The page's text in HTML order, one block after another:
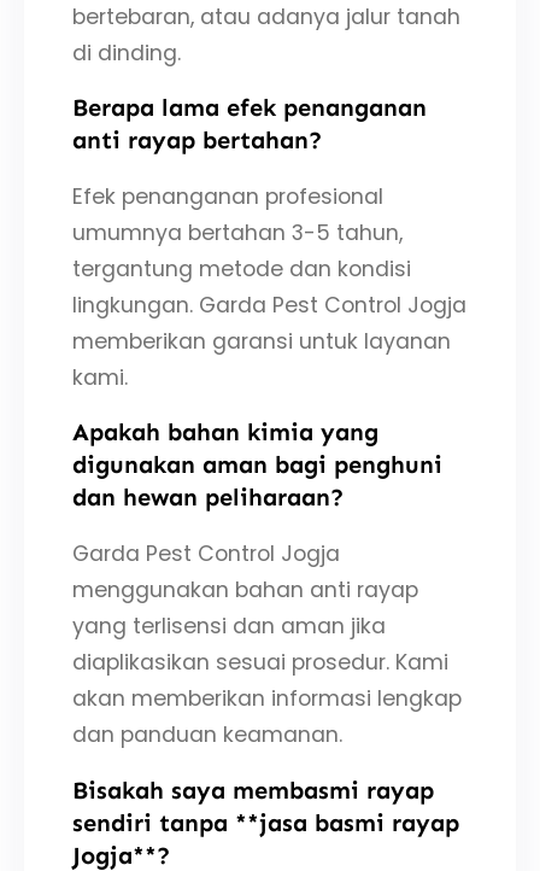
bertebaran, atau adanya jalur tanah
di dinding.
Berapa lama efek penanganan
anti rayap bertahan?
Efek penanganan profesional
umumnya bertahan 3-5 tahun,
tergantung metode dan kondisi
lingkungan. Garda Pest Control Jogja
memberikan garansi untuk layanan
kami.
Apakah bahan kimia yang
digunakan aman bagi penghuni
dan hewan peliharaan?
Garda Pest Control Jogja
menggunakan bahan anti rayap
yang terlisensi dan aman jika
diaplikasikan sesuai prosedur. Kami
akan memberikan informasi lengkap
dan panduan keamanan.
Bisakah saya membasmi rayap
sendiri tanpa **jasa basmi rayap
Jogja**?